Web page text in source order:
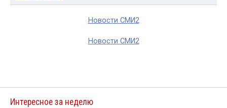
Новости СМИ2
Новости СМИ2
Интересное за неделю